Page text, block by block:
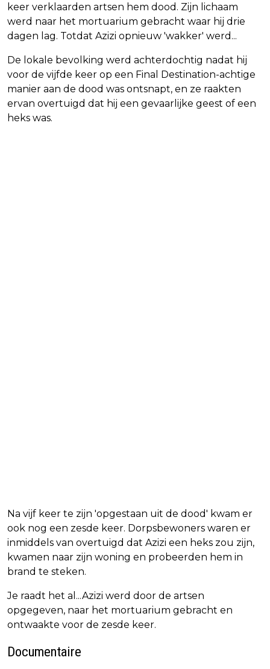
keer verklaarden artsen hem dood. Zijn lichaam
werd naar het mortuarium gebracht waar hij drie
dagen lag. Totdat Azizi opnieuw 'wakker' werd...
De lokale bevolking werd achterdochtig nadat hij
voor de vijfde keer op een Final Destination-achtige
manier aan de dood was ontsnapt, en ze raakten
ervan overtuigd dat hij een gevaarlijke geest of een
heks was.
Na vijf keer te zijn 'opgestaan uit de dood' kwam er
ook nog een zesde keer. Dorpsbewoners waren er
inmiddels van overtuigd dat Azizi een heks zou zijn,
kwamen naar zijn woning en probeerden hem in
brand te steken.
Je raadt het al...Azizi werd door de artsen
opgegeven, naar het mortuarium gebracht en
ontwaakte voor de zesde keer.
Documentaire